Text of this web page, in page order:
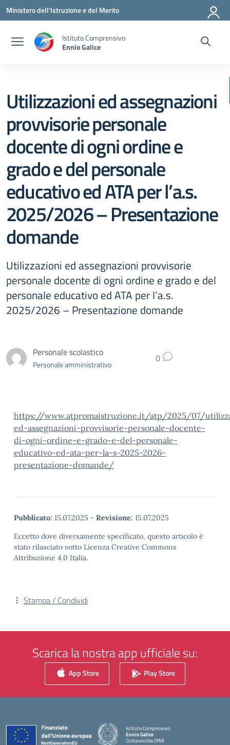
Vai ai contenuti
Vai al menu di navigazione
Vai al footer
Ministero dell'Istruzione e del Merito
Istituto Comprensivo
Ennio Galice
Utilizzazioni ed assegnazioni
provvisorie personale
docente di ogni ordine e
grado e del personale
educativo ed ATA per l’a.s.
2025/2026 – Presentazione
domande
Utilizzazioni ed assegnazioni provvisorie
personale docente di ogni ordine e grado e del
personale educativo ed ATA per l’a.s.
2025/2026 – Presentazione domande
Personale scolastico
Personale amministrativo 0
https://www.atpromaistruzione.it/atp/2025/07/
ed-assegnazioni-provvisorie-personale-docente-
di-ogni-ordine-e-grado-e-del-personale-
educativo-ed-ata-per-la-s-2025-2026-
presentazione-domande/
Pubblicato: 15.07.2025 - Revisione: 15.07.2025
Eccetto dove diversamente specificato, questo articolo è
stato rilasciato sotto Licenza Creative Commons
Attribuzione 4.0 Italia.
Stampa / Condividi
Scarica la nostra app ufficiale su:
App Store Play Store
Istituto Comprensivo
Ennio Galice
Civitavecchia (RM)